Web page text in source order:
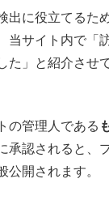
出に役立てるた
当サイト内で「
た」と紹介させ
の管理人である
承認されると、
公開されます。